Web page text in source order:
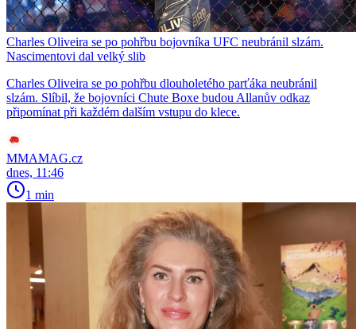
Charles Oliveira se po pohřbu bojovníka UFC neubránil slzám.
Nascimentovi dal velký slib
Charles Oliveira se po pohřbu dlouholetého parťáka neubránil
slzám. Slíbil, že bojovníci Chute Boxe budou Allanův odkaz
připomínat při každém dalším vstupu do klece.
MMAMAG.cz
dnes, 11:46
1 min